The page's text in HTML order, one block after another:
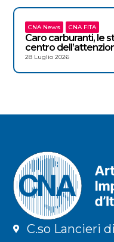
CNA News CNA FITA
Caro carburanti, le
centro
28 Luglio 2026
C.so Lancieri di